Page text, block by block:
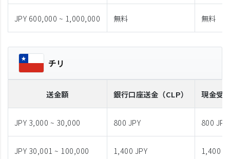
JPY 600,000 ~ 1,000,000 無料 無料
チリ
送金額 銀行口座送金 （CLP） 現金受
JPY 3,000 ~ 30,000 800 JPY 800 JPY
JPY 30,001 ~ 100,000 1,400 JPY 1,400